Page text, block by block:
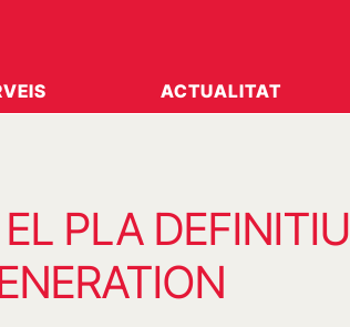
ACTUALITAT
PLA DEFINITIU